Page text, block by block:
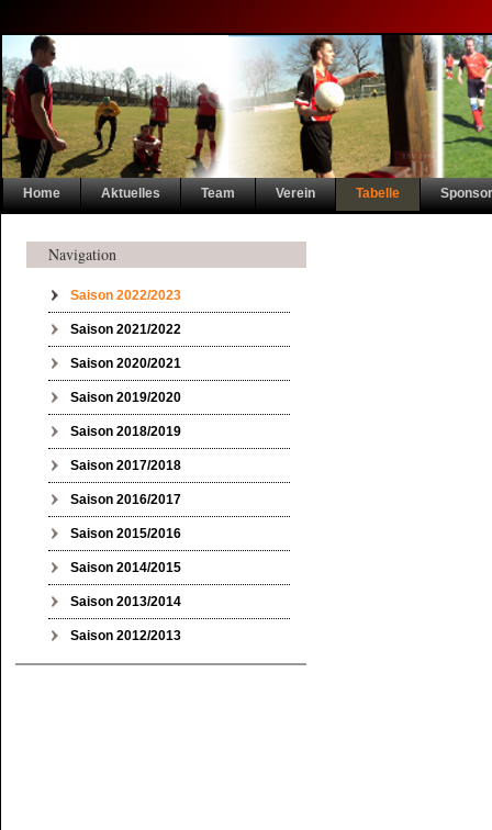
Navigation
Home Aktuelles Team Verein Tabelle
Navigation
Saison 2022/2023
Saison 2021/2022
Saison 2020/2021
Saison 2019/2020
Saison 2018/2019
Saison 2017/2018
Saison 2016/2017
Saison 2015/2016
Saison 2014/2015
Saison 2013/2014
Saison 2012/2013